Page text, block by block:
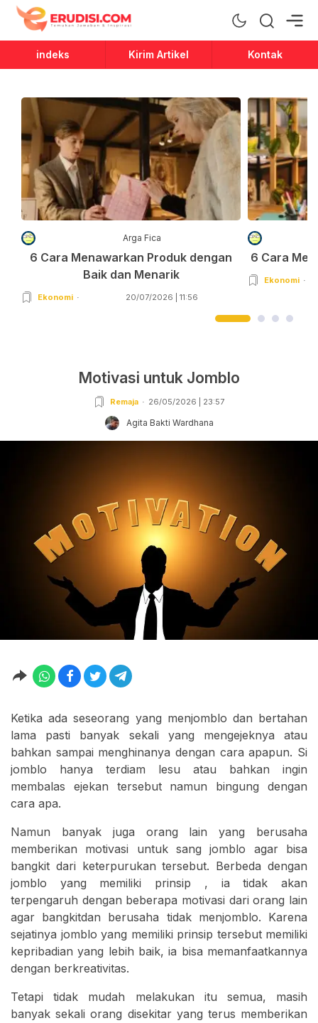
Erudisi
Temukan Jawaban dan Inspirasi
indeks Kirim Artikel Kontak
Arga Fica
6 Cara Menawarkan Produk dengan
Baik dan Menarik
Ekonomi 20/07/2026 | 11:56
6 Cara
Ekonomi
Motivasi untuk Jomblo
Remaja 26/05/2026 | 23:57
Agita Bakti Wardhana
Ketika ada seseorang yang menjomblo dan bertahan
lama pasti banyak sekali yang mengejeknya atau
bahkan sampai menghinanya dengan cara apapun. Si
jomblo hanya terdiam lesu atau bahkan ingin
membalas ejekan tersebut namun bingung dengan
cara apa.
Namun banyak juga orang lain yang berusaha
memberikan motivasi untuk sang jomblo agar bisa
bangkit dari keterpurukan tersebut. Berbeda dengan
jomblo yang memiliki prinsip , ia tidak akan
terpengaruh dengan beberapa motivasi dari orang lain
agar bangkitdan berusaha tidak menjomblo. Karena
sejatinya jomblo yang memiliki prinsip tersebut memiliki
kepribadian yang lebih baik, ia bisa memanfaatkannya
dengan berkreativitas.
Tetapi tidak mudah melakukan itu semua, masih
banyak sekali orang disekitar yang terus memberikan